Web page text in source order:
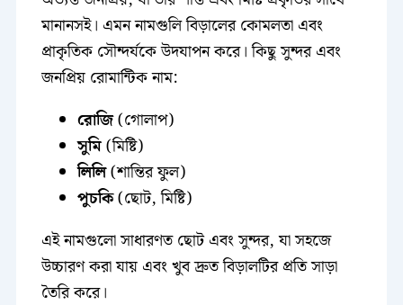
মানানসই। এমন নামগুলি বিড়ালের কোমলতা এবং
প্রাকৃতিক সৌন্দর্যকে উদযাপন করে। কিছু সুন্দর এবং
জনপ্রিয় রোমান্টিক নাম:
রোজি(গোলাপ)
সুমি(মিষ্টি)
লিলি(শান্তির ফুল)
পুচকি(ছোট, মিষ্টি)
এই নামগুলো সাধারণত ছোট এবং সুন্দর, যা সহজে
উচ্চারণ করা যায় এবং খুব দ্রুত বিড়ালটির প্রতি সাড়া
তৈরি করে।